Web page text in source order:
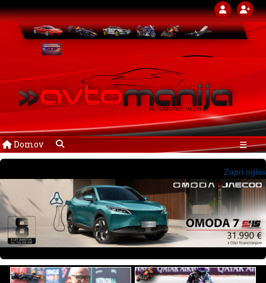
Domov ☰
Zapri oglas